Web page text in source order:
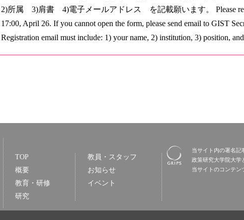
2)所属 3)肩書 4)電子メールアドレス を記載願います。 Please
17:00, April 26. If you cannot open the form, please send email to GIST
Registration email must include: 1) your name, 2) institution, 3) position,
TOP
概要
教育・研修
研究
教員・スタッフ
お知らせ
イベント
当サイト内の署名記
政策研究大学院大学
当サイトのコンテン